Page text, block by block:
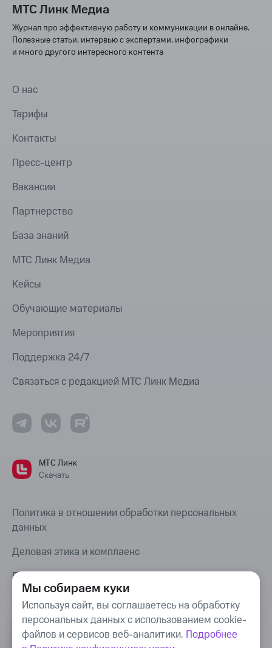
Мы собираем куки
Используя сайт, вы соглашаетесь на обработку
персональных данных с использованием cookie-
файлов и сервисов веб-аналитики. Подробнее
МТС Линк Медиа
Журнал про эффективную работу и коммуникации в онлайне.
Полезные статьи, интервью с экспертами, инфографики
и много другого интересного контента
О нас
Тарифы
Контакты
Пресс-центр
Вакансии
Партнерство
База знаний
МТС Линк Медиа
Кейсы
Обучающие материалы
Мероприятия
Поддержка 24/7
Связаться с редакцией МТС Линк Медиа
МТС Линк
Скачать
Политика в отношении обработки персональных
данных
Деловая этика и комплаенс
Правовая информация
Карта сайта
Bug Bounty